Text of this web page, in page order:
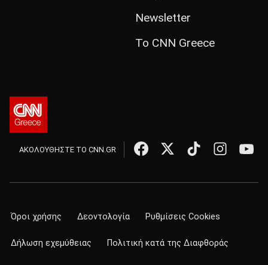
Newsletter
Το CNN Greece
ΑΚΟΛΟΥΘΗΣΤΕ ΤΟ CNN.GR
Όροι χρήσης Δεοντολογία Ρυθμίσεις Cookies
Δήλωση εχεμύθειας Πολιτική κατά της Διαφθοράς